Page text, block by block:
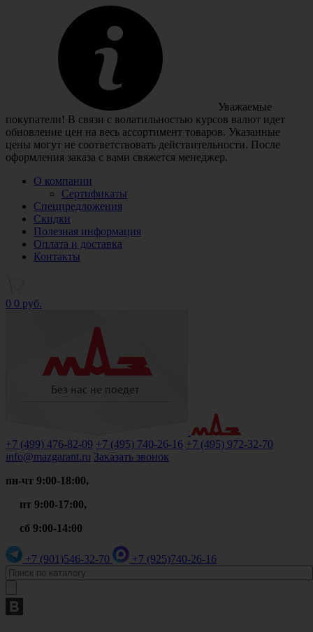
Уважаемые
покупатели! В связи с волатильностью курсов валют идет
обновление цен на весь ассортимент товаров. Указанные
цены могут не соответствовать действительности. После
оформления заказа с вами свяжется менеджер.
О компании
Сертификаты
Спецпредложения
Скидки
Полезная информация
Оплата и доставка
Контакты
0 0 руб.
+7 (499) 476-82-09 +7 (495) 740-26-16 +7 (495) 972-32-70
info@mazgarant.ru Заказать звонок
пн-чт 9:00-18:00,
пт 9:00-17:00,
сб 9:00-14:00
+7 (901)546-32-70 +7 (925)740-26-16